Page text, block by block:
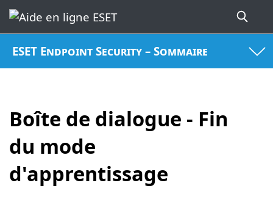
ESET Endpoint Security – Sommaire
Boîte de dialogue - Fin
du mode
d'apprentissage